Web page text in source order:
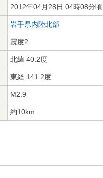
2012年04月28日 04時08分頃
岩手県内陸北部
震度2
北緯 40.2度
東経 141.2度
M2.9
約10km